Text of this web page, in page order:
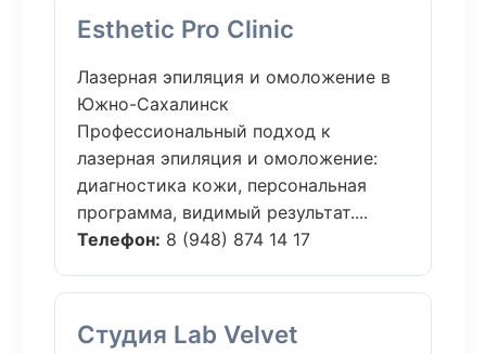
Esthetic Pro Clinic
Лазерная эпиляция и омоложение в
Южно-Сахалинск
Профессиональный подход к
лазерная эпиляция и омоложение:
диагностика кожи, персональная
программа, видимый результат....
Телефон: 8 (948) 874 14 17
Студия Lab Velvet